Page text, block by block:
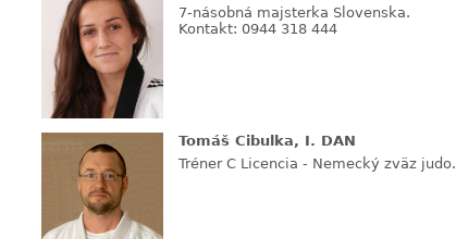
7-násobná majsterka Slovenska.
Kontakt: 0944 318 444
Tomáš Cibulka, I. DAN
Tréner C Licencia - Nemecký zväz judo.